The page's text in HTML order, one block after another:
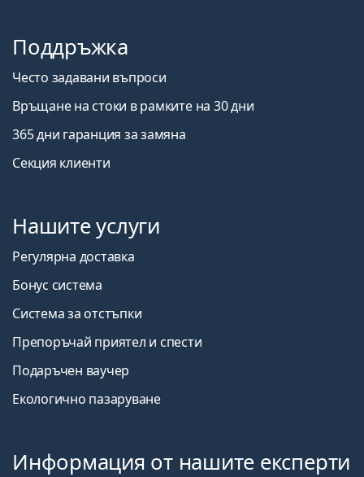
Поддръжка
Често задавани въпроси
Връщане на стоки в рамките на 30 дни
365 дни гаранция за замяна
Секция клиенти
Нашите услуги
Регулярна доставка
Бонус система
Система за отстъпки
Препоръчай приятел и спести
Подаръчен ваучер
Екологично пазаруване
Информация от нашите експерти